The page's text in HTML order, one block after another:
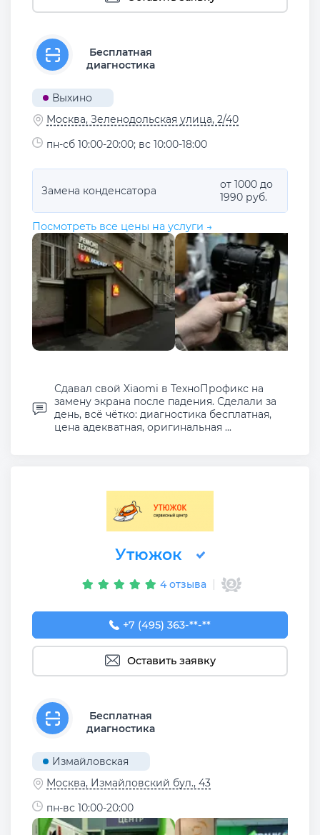
Бесплатная
диагностика
Выхино
Москва, Зеленодольская улица, 2/40
пн-сб 10:00-20:00; вс 10:00-18:00
Замена конденсатора
от 1000 до
1990 руб.
Посмотреть все цены на услуги →
Сдавал свой Xiaomi в ТехноПрофикс на
замену экрана после падения. Сделали за
день, всё чётко: диагностика бесплатная,
цена адекватная, оригинальная ...
Утюжок
4 отзыва
+7 (495) 363-57-03
+7 (495) 363-**-**
Оставить заявку
Бесплатная
диагностика
Измайловская
Москва, Измайловский бул., 43
пн-вс 10:00-20:00